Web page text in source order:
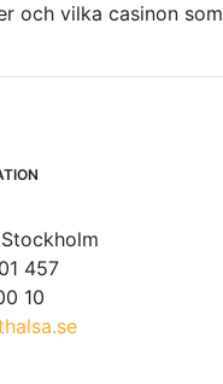
och vilka casinon som
457
10